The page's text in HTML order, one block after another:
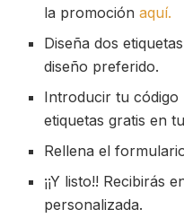
la promociónaquí.
Diseña dos
diseño preferido.
Introducir tu código
etiquetas gratis en
Rellena el
¡¡Y listo!! Recibirás
personalizada.